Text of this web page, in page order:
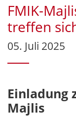
FMIK-
treffen
05. Juli 2025
Einladung
Majlis